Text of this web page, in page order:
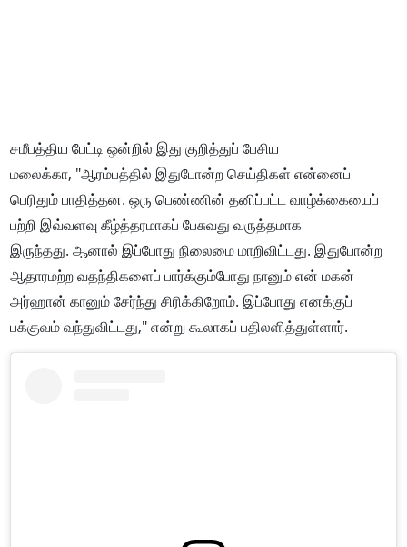
சமீபத்திய பேட்டி ஒன்றில் இது குறித்துப் பேசிய
மலைக்கா, "ஆரம்பத்தில் இதுபோன்ற செய்திகள் என்னைப்
பெரிதும் பாதித்தன. ஒரு பெண்ணின் தனிப்பட்ட வாழ்க்கையைப்
பற்றி இவ்வளவு கீழ்த்தரமாகப் பேசுவது வருத்தமாக
இருந்தது.ஆனால் இப்போது நிலைமை மாறிவிட்டது. இதுபோன்ற
ஆதாரமற்ற வதந்திகளைப் பார்க்கும்போது நானும் என் மகன்
அர்ஹான் கானும் சேர்ந்து சிரிக்கிறோம். இப்போது எனக்குப்
பக்குவம் வந்துவிட்டது," என்று கூலாகப் பதிலளித்துள்ளார்.